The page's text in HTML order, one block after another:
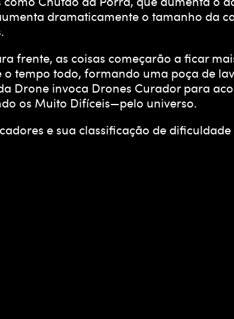
dramaticamente o tamanho da
frente, as coisas começarão a ficar
tempo todo, formando uma poça de
Drone invoca Drones Curador para
os Muito Difíceis—pelo universo.
e sua classificação de dificuldade